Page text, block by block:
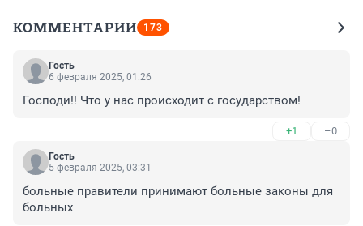
КОММЕНТАРИИ 173
Гость
6 февраля 2025, 01:26
Господи!! Что у нас происходит с государством!
+1 –0
Гость
5 февраля 2025, 03:31
больные правители принимают больные законы для
больных